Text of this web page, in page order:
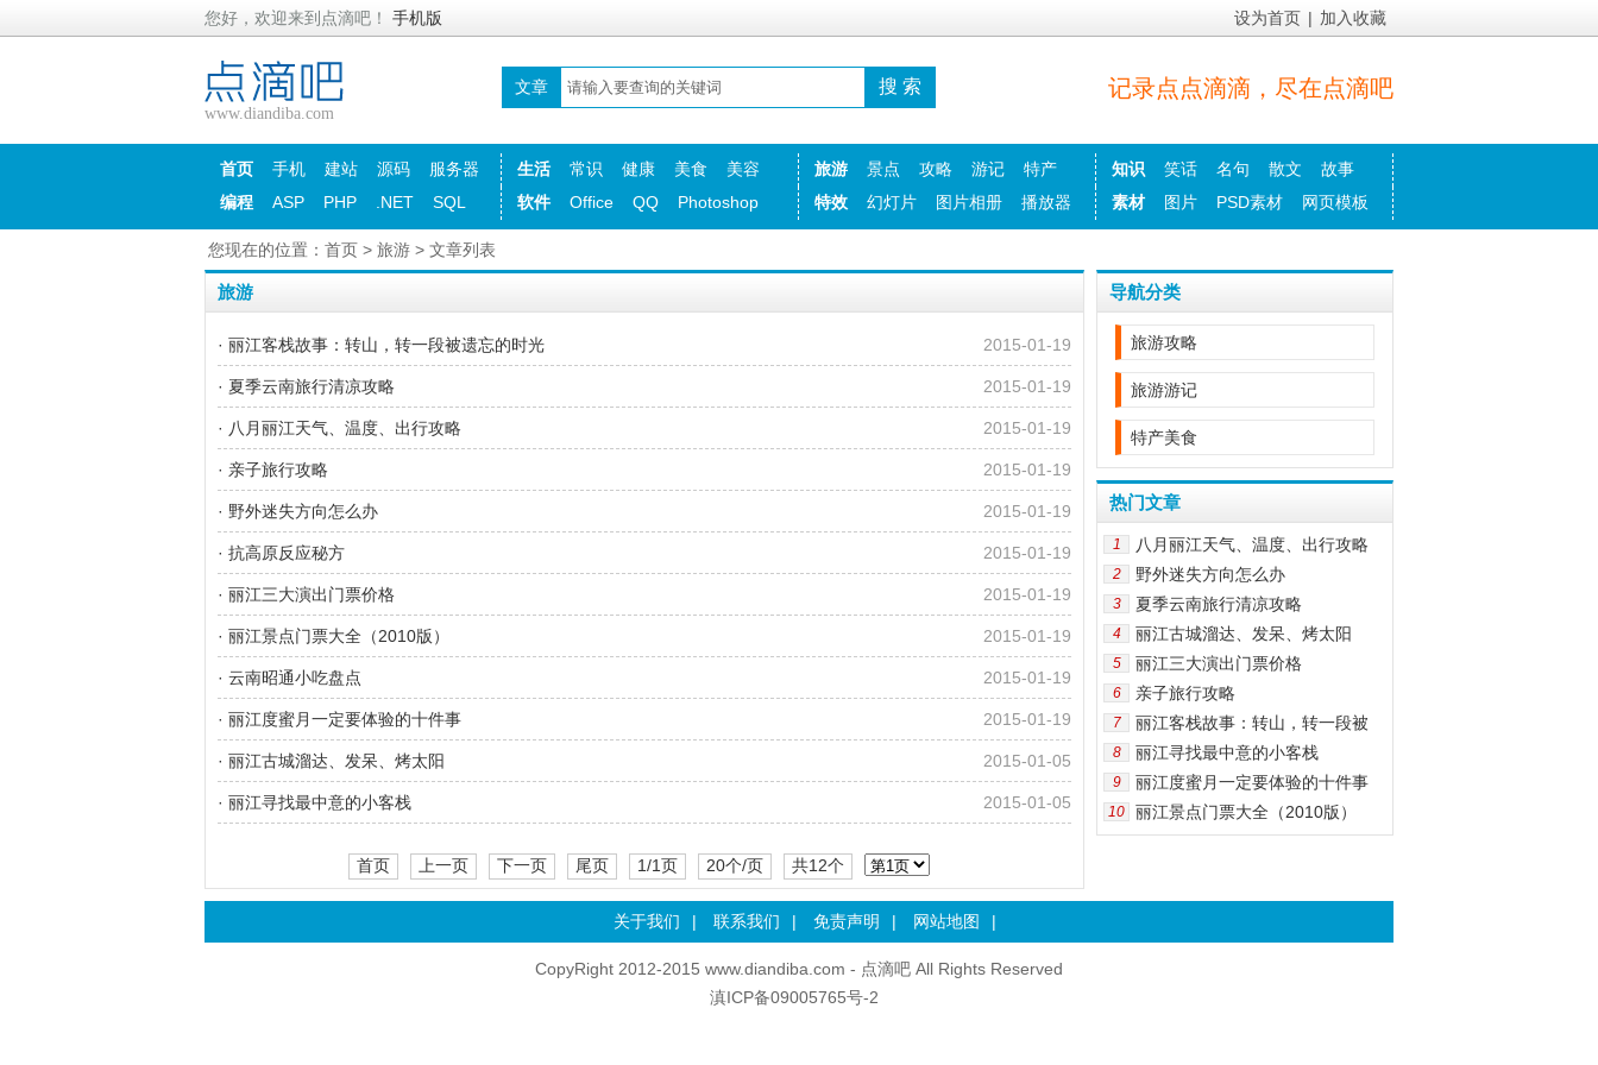
设为首页 | 加入收藏
您好，欢迎来到点滴吧！ 手机版
www.diandiba.com
记录点点滴滴，尽在点滴吧
文章
首页 手机 建站 源码 服务器 生活 常识 健康 美食 美容 旅游 景点 攻略 游记 特产 知识 笑话 名句 散文
故事
编程
ASP PHP .NET SQL 软件 Office QQ Photoshop 特效 幻灯片 图片相册 播放器 素材 图片 PSD素材 网页模板
您现在的位置： 首页> 旅游> 文章列表
旅游
· 丽江客栈故事：转山，转一段被遗忘的时光 2015-01-19
· 夏季云南旅行清凉攻略 2015-01-19
· 八月丽江天气、温度、出行攻略 2015-01-19
· 亲子旅行攻略 2015-01-19
· 野外迷失方向怎么办 2015-01-19
· 抗高原反应秘方 2015-01-19
· 丽江三大演出门票价格 2015-01-19
· 丽江景点门票大全（2010版） 2015-01-19
· 云南昭通小吃盘点 2015-01-19
· 丽江度蜜月一定要体验的十件事 2015-01-19
· 丽江古城溜达、发呆、烤太阳 2015-01-05
· 丽江寻找最中意的小客栈 2015-01-05
首页 上一页 下一页 尾页 1/1页 20个/页 共12个
导航分类
旅游攻略
旅游游记
特产美食
热门文章
1 八月丽江天气、温度、出行攻略
2 野外迷失方向怎么办
3 夏季云南旅行清凉攻略
4 丽江古城溜达、发呆、烤太阳
5 丽江三大演出门票价格
6 亲子旅行攻略
7 丽江客栈故事：转山，转一段被
8 丽江寻找最中意的小客栈
9 丽江度蜜月一定要体验的十件事
10 丽江景点门票大全（2010版）
关于我们 | 联系我们 | 免责声明 | 网站地图 |
CopyRight 2012-2015 www.diandiba.com - 点滴吧 All Rights Reserved
滇ICP备09005765号-2